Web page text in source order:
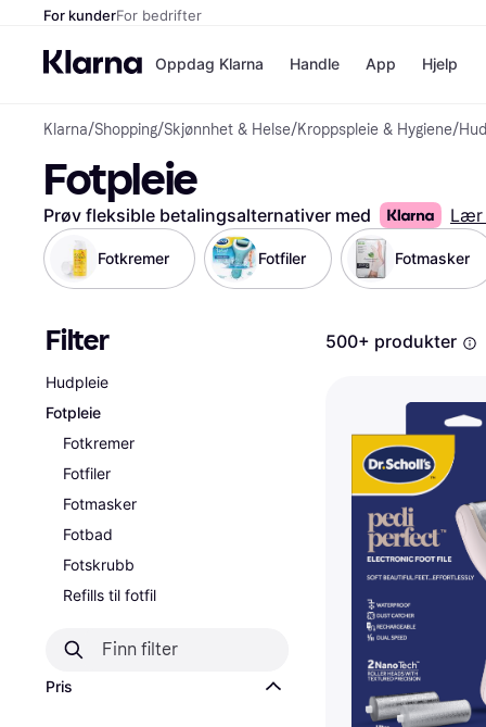
For kunderFor bedrifter
Oppdag Klarna
Betal i 3
Betal innen
Finansiering
Handle
Butikker
App Hjelp
Klarna/Shopping/Skjønnhet & Helse/Kroppspleie & Hygiene/
Fotpleie
Prøv fleksible betalingsalternativer med Lær
Fotkremer Fotfiler Fotmasker
Filter
Hudpleie
Fotpleie
Fotkremer
Fotfiler
Fotmasker
Fotbad
Fotskrubb
Refills til fotfil
Pris
500+ produkter